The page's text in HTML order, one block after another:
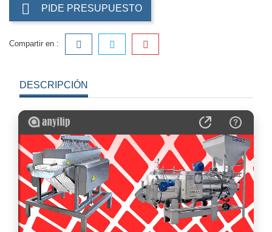
 PIDE PRESUPUESTO
Compartir en :
DESCRIPCIÓN